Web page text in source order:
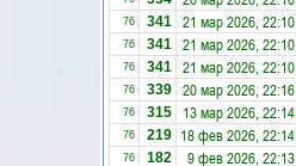
76 341 21 мар 2026, 22:10
76 341 21 мар 2026, 22:10
76 341 21 мар 2026, 22:10
76 339 20 мар 2026, 22:16
76 315 13 мар 2026, 22:14
76 219 18 фев 2026, 22:14
76 182 9 фев 2026, 22:13